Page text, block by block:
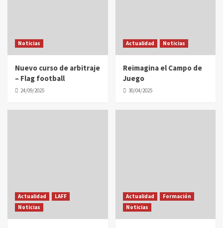
Noticias
Nuevo curso de arbitraje
– Flag football
24/09/2025
Actualidad Noticias
Reimagina el Campo de
Juego
30/04/2025
Actualidad
LAFF
Noticias
Actualidad
Formación
Noticias